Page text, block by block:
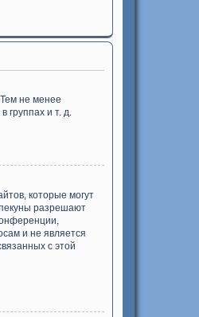
не менее
группах и т. д.
которые могут
разрешают
и не является
с этой